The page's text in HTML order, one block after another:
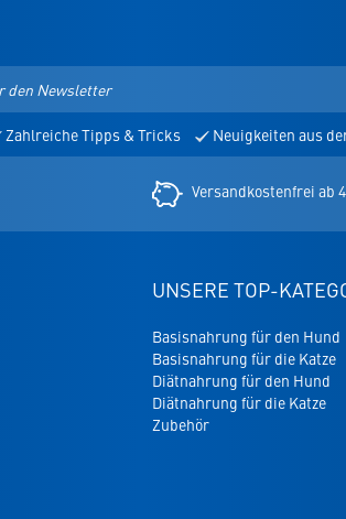
Zahlreiche Tipps & Tricks Neuigkeiten aus
Versandkostenfrei ab
UNSERE TOP-
Basisnahrung für den Hund
Basisnahrung für die Katze
Diätnahrung für den Hund
Diätnahrung für die Katze
Zubehör